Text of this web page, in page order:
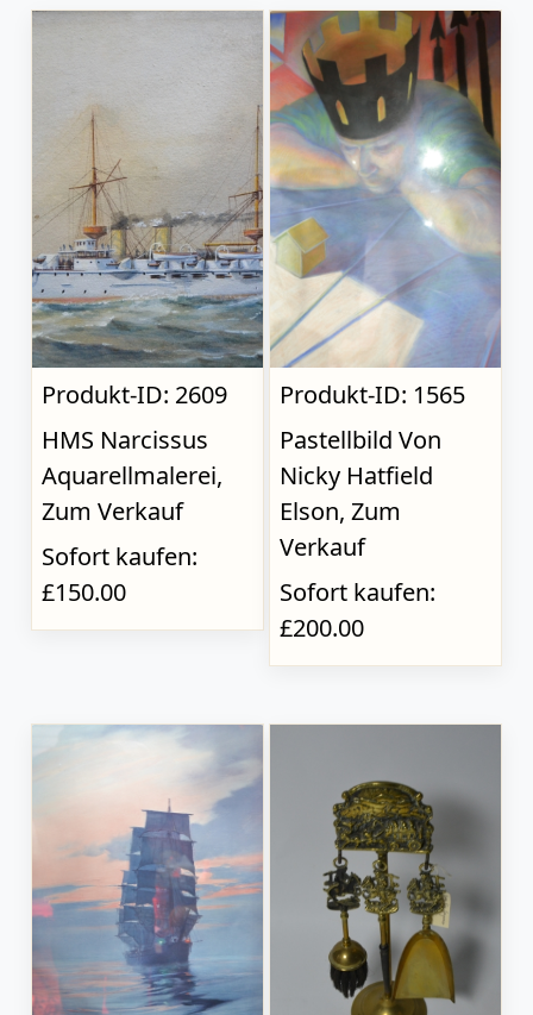
Produkt-ID: 2609
HMS Narcissus
Aquarellmalerei,
Zum Verkauf
Sofort kaufen:
£150.00
Produkt-ID: 1565
Pastellbild Von
Nicky Hatfield
Elson, Zum
Verkauf
Sofort kaufen:
£200.00